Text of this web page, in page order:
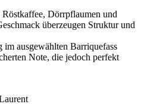
Dörrpflaumen und
überzeugen Struktur und
ausgewählten Barriquefass
Note, die jedoch perfekt